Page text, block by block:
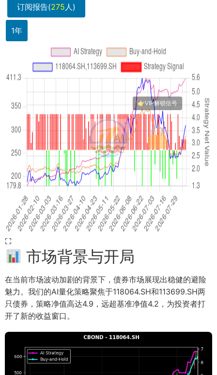
订阅报告(275人)
1年
⛶
市场背景与开局
在当前市场波动加剧的背景下，债券市场展现出稳健的避险
魅力。我们的AI量化策略聚焦于118064.SH和113699.SH两
只债券，策略净值高达4.9，远超基准净值4.2，为投资者打
开了新的收益窗口。